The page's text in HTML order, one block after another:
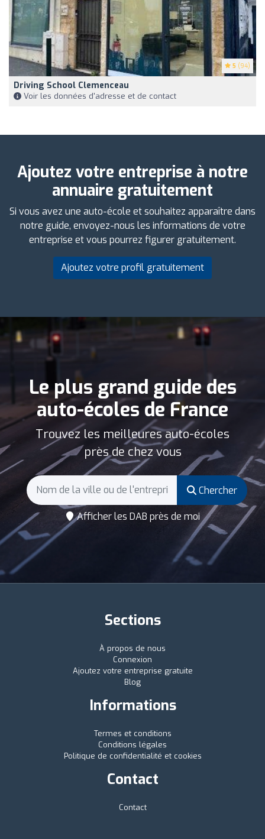
5 (94)
Driving School Clemenceau
Voir les données d'adresse et de contact
Ajoutez votre entreprise à notre
annuaire gratuitement
Si vous avez une auto-école et souhaitez apparaître dans
notre guide, envoyez-nous les informations de votre
entreprise et vous pourrez figurer gratuitement.
Ajoutez votre profil gratuitement
Le plus grand guide des
auto-écoles de France
Trouvez les meilleures auto-écoles
près de chez vous
Chercher
Afficher les DAB près de moi
Sections
À propos de nous
Connexion
Ajoutez votre entreprise gratuite
Blog
Informations
Termes et conditions
Conditions légales
Politique de confidentialité et cookies
Contact
Contact